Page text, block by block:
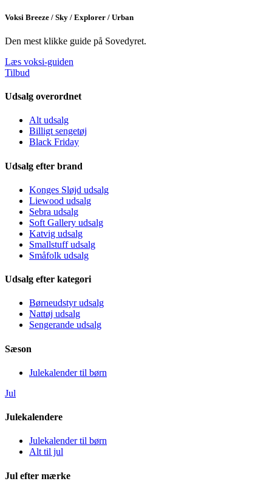
Voksi Breeze / Sky / Explorer / Urban
Den mest klikke guide på Sovedyret.
Læs voksi-guiden
Tilbud
Udsalg overordnet
Alt udsalg
Billigt sengetøj
Black Friday
Udsalg efter brand
Konges Sløjd udsalg
Liewood udsalg
Sebra udsalg
Soft Gallery udsalg
Katvig udsalg
Smallstuff udsalg
Småfolk udsalg
Udsalg efter kategori
Børneudstyr udsalg
Nattøj udsalg
Sengerande udsalg
Sæson
Julekalender til børn
Jul
Julekalendere
Julekalender til børn
Alt til jul
Jul efter mærke